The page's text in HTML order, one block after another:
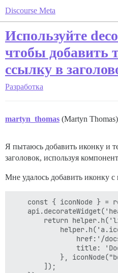
Discourse Meta
Используйте
чтобы добавить
ссылку в
Разработка
martyn_thomas (Martyn Thomas)
Я пытаюсь добавить иконку и
заголовок, используя
Мне удалось добавить иконку
const { iconNode } =
return
href:'/
title:
},
        ]);